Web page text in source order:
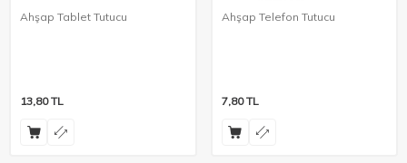
Ahşap Tablet Tutucu
13,80TL
Ahşap Telefon Tutucu
7,80TL